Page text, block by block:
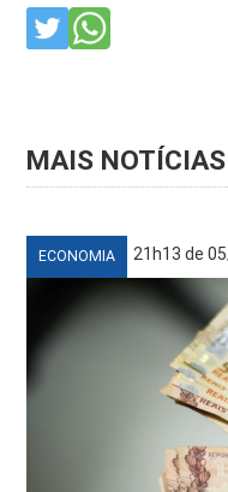
MAIS NOTÍCIAS
ECONOMIA 21h13 de